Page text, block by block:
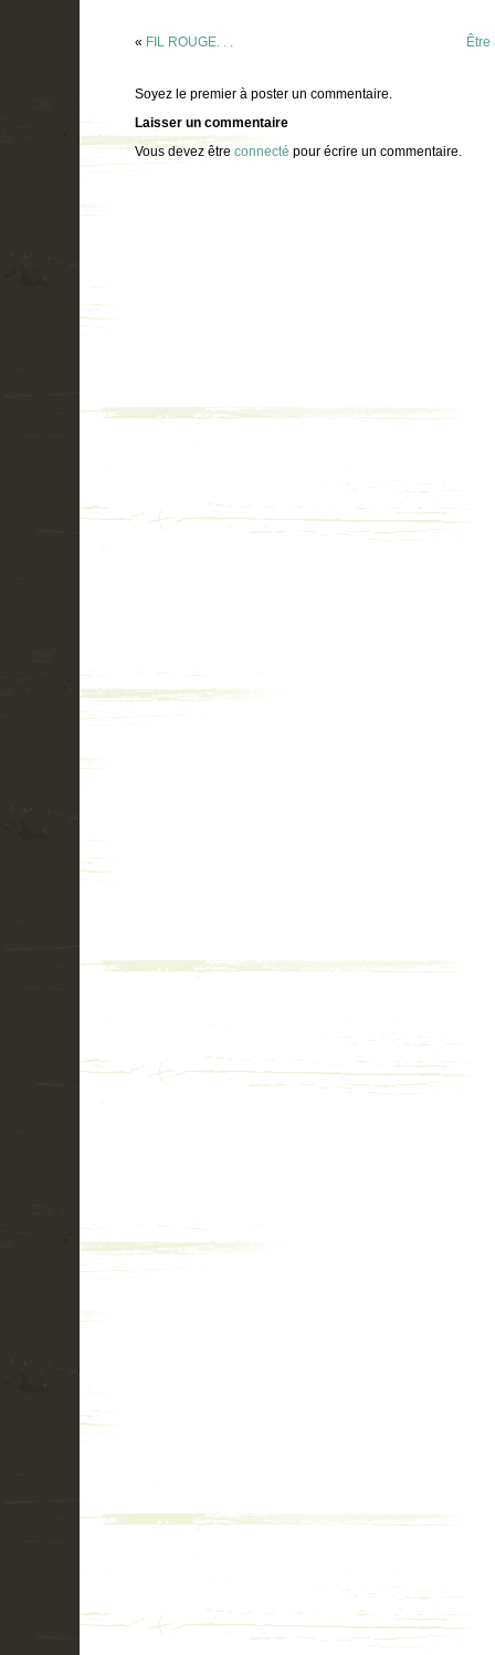
« FIL ROUGE. . .
Soyez le premier à poster un commentaire.
Laisser un commentaire
Vous devez être connecté pour écrire un commentaire.